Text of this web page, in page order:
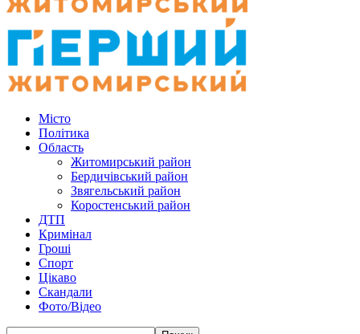
Місто
Політика
Область
Житомирський район
Бердичівський район
Звягельський район
Коростенський район
ДТП
Кримінал
Гроші
Спорт
Цікаво
Скандали
Фото/Відео